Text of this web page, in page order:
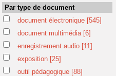
Par type de document
document électronique [545]
document multimédia [6]
enregistrement audio [11]
exposition [25]
outil pédagogique [88]